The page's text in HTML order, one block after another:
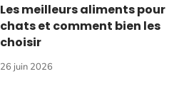
Les meilleurs aliments pour
chats et comment bien les
choisir
26 juin 2026